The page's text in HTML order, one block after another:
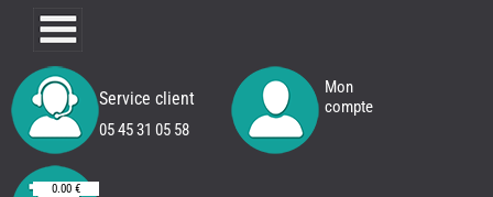
Service client
05 45 31 05 58
Mon
compte
0.00 €